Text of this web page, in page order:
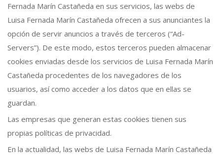
Fernada Marín Castañeda en sus servicios, las webs de
Luisa Fernada Marín Castañeda ofrecen a sus anunciantes la
opción de servir anuncios a través de terceros (“Ad-
Servers”). De este modo, estos terceros pueden almacenar
cookies enviadas desde los servicios de Luisa Fernada Marín
Castañeda procedentes de los navegadores de los
usuarios, así como acceder a los datos que en ellas se
guardan.
Las empresas que generan estas cookies tienen sus
propias políticas de privacidad.
En la actualidad, las webs de Luisa Fernada Marín Castañeda